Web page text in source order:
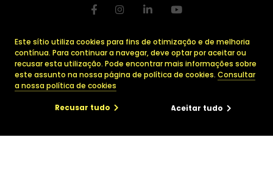
pour tous lesEmployés
ayantBesoin d’Assistance
29, avenue Monterey
L-2163 Luxembourg
info@ALEBA.lu
Este sítio utiliza cookies para fins de otimização e de melhoria
contínua. Para continuar a navegar, deve optar por aceitar ou
recusar esta utilização. Pode encontrar mais informações sobre
este assunto na nossa página de política de cookies. Consultar
a nossa política de cookies
Aceitar tudo
Recusar tudo